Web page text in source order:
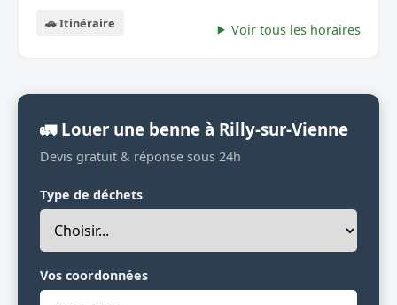
🚗 Itinéraire Voir tous les horaires
🚛 Louer une benne à Rilly-sur-Vienne
Devis gratuit & réponse sous 24h
Type de déchets
Vos coordonnées